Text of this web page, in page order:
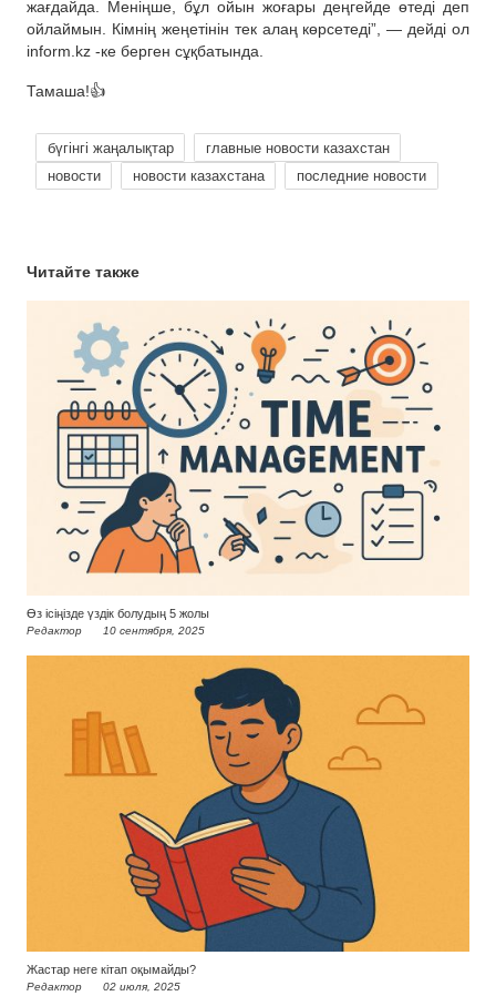
жағдайда. Меніңше, бұл ойын жоғары деңгейде өтеді деп
ойлаймын. Кімнің жеңетінін тек алаң көрсетеді”, — дейді ол
inform.kz -ке берген сұқбатында.
Тамаша!👍
бүгінгі жаңалықтар
главные новости казахстан
новости
новости казахстана последние новости
Читайте также
Өз ісіңізде үздік болудың 5 жолы
Редактор 10 сентября, 2025
Жастар неге кітап оқымайды?
Редактор 02 июля, 2025